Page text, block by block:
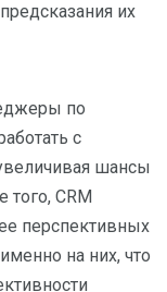
их
по
с
шансы
CRM
перспективных
на них, что